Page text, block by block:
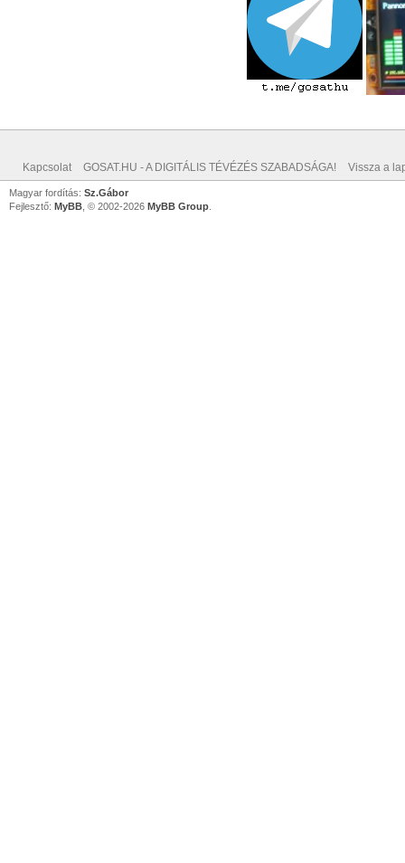
Kapcsolat GOSAT.HU - A DIGITÁLIS TÉVÉZÉS SZABADSÁGA! Vissza a
Magyar fordítás: Sz.Gábor
Fejlesztő: MyBB , © 2002-2026 MyBB Group